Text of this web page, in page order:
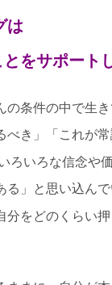
は
サポートし
条件の中で生き
き」「これが
ろいろな信念や
」と思い込ん
分をどのくらい